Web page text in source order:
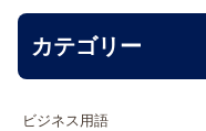
カテゴリー
ビジネス用語